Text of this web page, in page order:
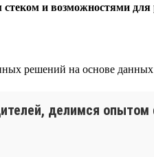
стеком и возможностями
решений на основе
делимся